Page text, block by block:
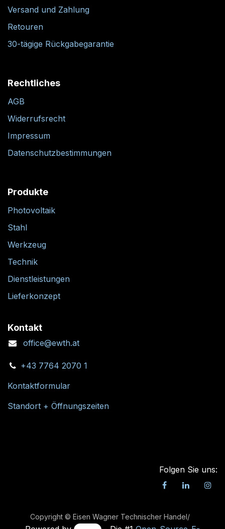
Versand und Zahlung
Retouren
30-tägige Rückgabegarantie
Rechtliches
AGB
Widerrufsrecht
Impressum
Datenschutzbestimmungen
Produkte
Photovoltaik
Stahl
Werkzeug
Technik
Dienstleistungen
Lieferkonzept
Kontakt
office@ewth.at
+43 7764 2070 1
Kontaktformular
Standort + Öffnungszeiten
Folgen Sie uns:
Copyright © Eisen Wagner Technischer Handel/